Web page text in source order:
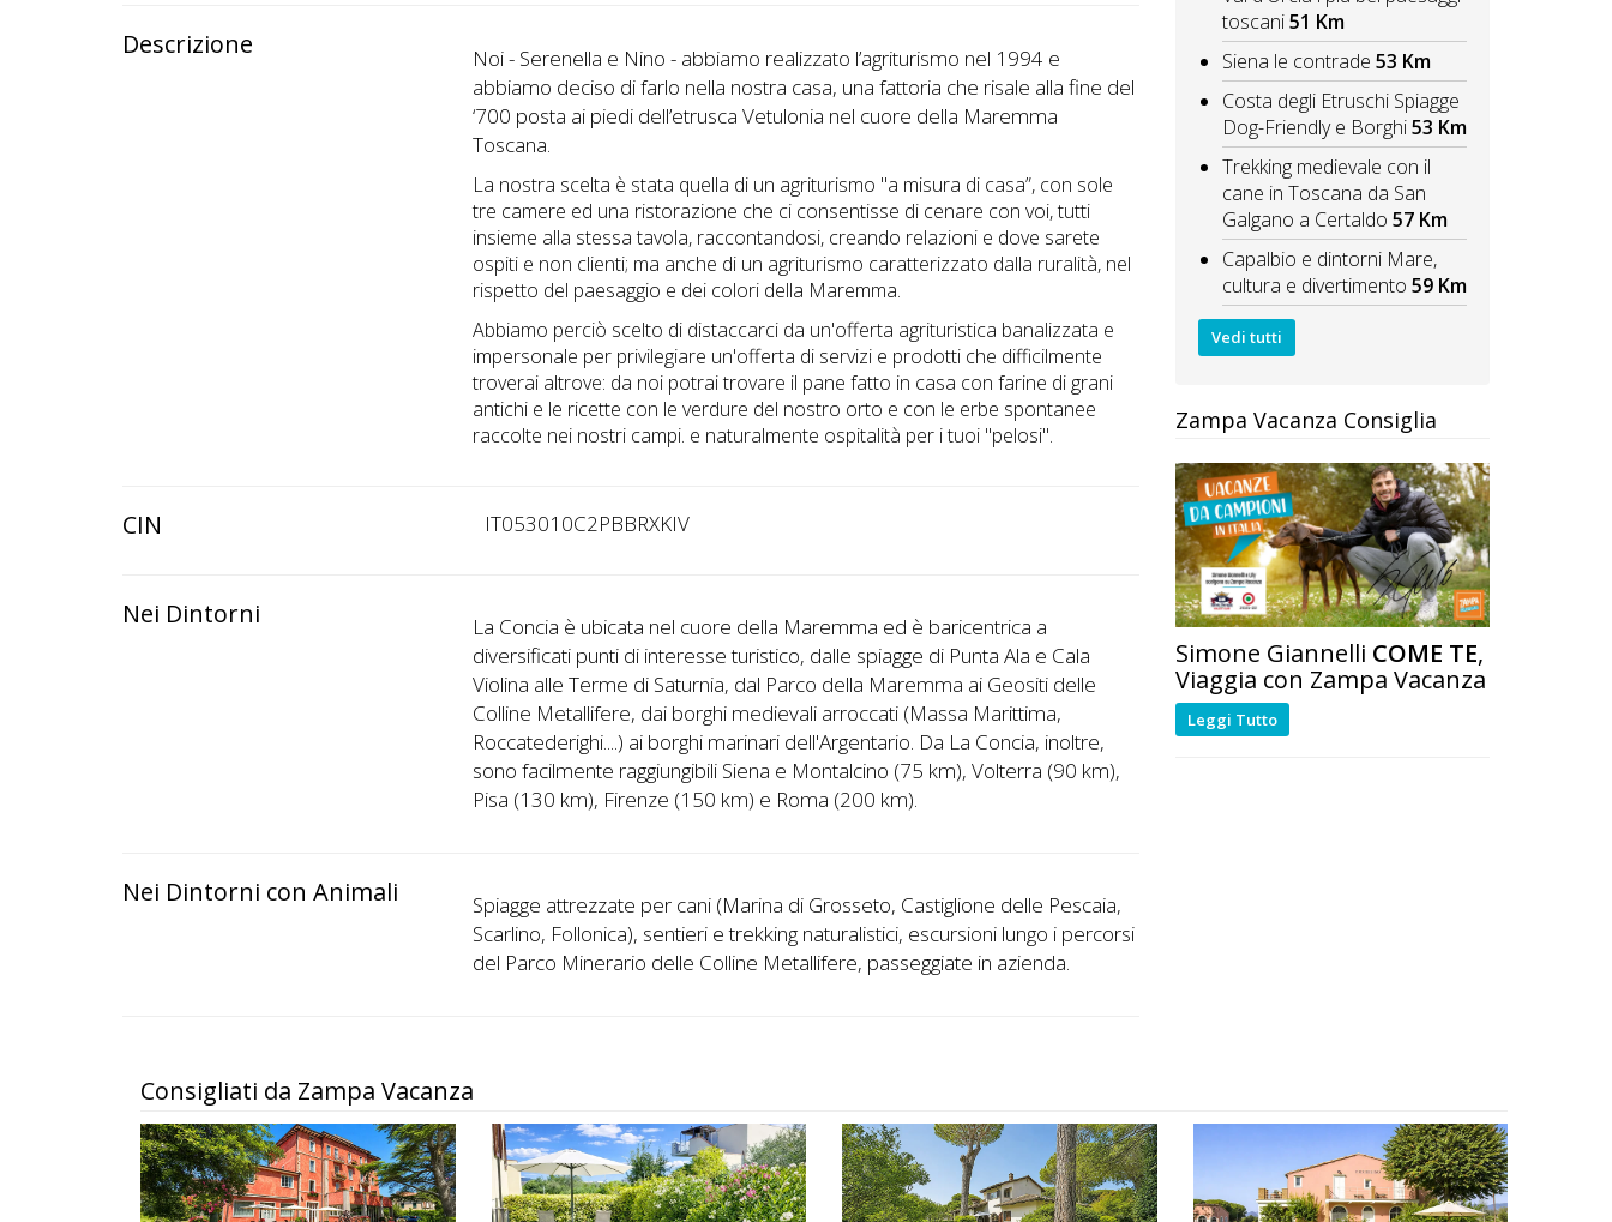
Descrizione
Noi - Serenella e Nino - abbiamo realizzato l’agriturismo nel 1994 e
abbiamo deciso di farlo nella nostra casa, una fattoria che risale alla fine del
‘700 posta ai piedi dell’etrusca Vetulonia nel cuore della Maremma
Toscana.
La nostra scelta è stata quella di un agriturismo "a misura di casa”, con sole
tre camere ed una ristorazione che ci consentisse di cenare con voi, tutti
insieme alla stessa tavola, raccontandosi, creando relazioni e dove sarete
ospiti e non clienti; ma anche di un agriturismo caratterizzato dalla ruralità, nel
rispetto del paesaggio e dei colori della Maremma.
Abbiamo perciò scelto di distaccarci da un'offerta agrituristica banalizzata e
impersonale per privilegiare un'offerta di servizi e prodotti che difficilmente
troverai altrove: da noi potrai trovare il pane fatto in casa con farine di grani
antichi e le ricette con le verdure del nostro orto e con le erbe spontanee
raccolte nei nostri campi. e naturalmente ospitalità per i tuoi "pelosi".
CIN IT053010C2PBBRXKIV
Nei Dintorni
La Concia è ubicata nel cuore della Maremma ed è baricentrica a
diversificati punti di interesse turistico, dalle spiagge di Punta Ala e Cala
Violina alle Terme di Saturnia, dal Parco della Maremma ai Geositi delle
Colline Metallifere, dai borghi medievali arroccati (Massa Marittima,
Roccatederighi....) ai borghi marinari dell'Argentario. Da La Concia, inoltre,
sono facilmente raggiungibili Siena e Montalcino (75 km), Volterra (90 km),
Pisa (130 km), Firenze (150 km) e Roma (200 km).
Nei Dintorni con Animali
Spiagge attrezzate per cani (Marina di Grosseto, Castiglione delle Pescaia,
Scarlino, Follonica), sentieri e trekking naturalistici, escursioni lungo i percorsi
del Parco Minerario delle Colline Metallifere, passeggiate in azienda.
toscani 51 Km
Siena le contrade 53 Km
Costa degli Etruschi Spiagge
Dog-Friendly e Borghi 53 Km
Trekking medievale con il
cane in Toscana da San
Galgano a Certaldo 57 Km
Capalbio e dintorni Mare,
cultura e divertimento 59 Km
Vedi tutti
Zampa Vacanza Consiglia
Simone Giannelli COME TE,
Viaggia con Zampa Vacanza
Leggi Tutto
Consigliati da Zampa Vacanza